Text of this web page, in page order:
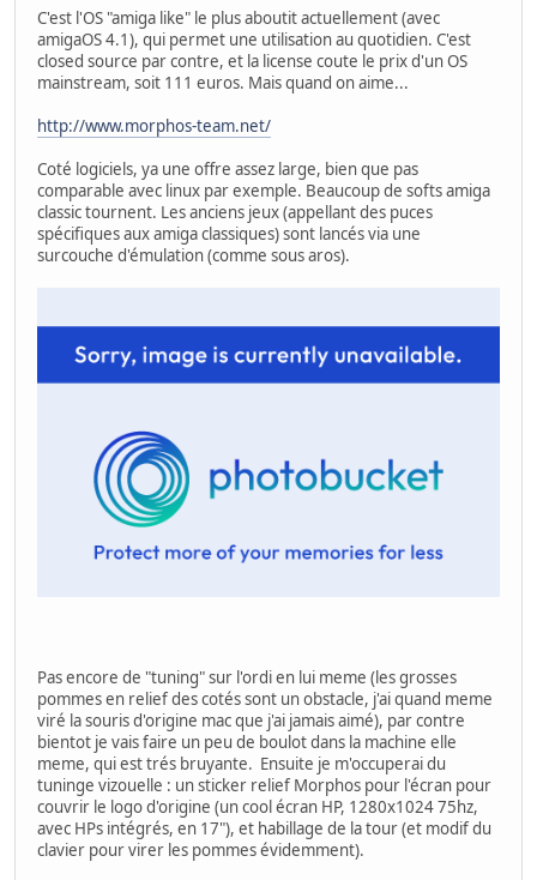
C'est l'OS "amiga like" le plus aboutit actuellement (avec
amigaOS 4.1), qui permet une utilisation au quotidien. C'est
closed source par contre, et la license coute le prix d'un OS
mainstream, soit 111 euros. Mais quand on aime...
http://www.morphos-team.net/
Coté logiciels, ya une offre assez large, bien que pas
comparable avec linux par exemple. Beaucoup de softs amiga
classic tournent. Les anciens jeux (appellant des puces
spécifiques aux amiga classiques) sont lancés via une
surcouche d'émulation (comme sous aros).
Pas encore de "tuning" sur l'ordi en lui meme (les grosses
pommes en relief des cotés sont un obstacle, j'ai quand meme
viré la souris d'origine mac que j'ai jamais aimé), par contre
bientot je vais faire un peu de boulot dans la machine elle
meme, qui est trés bruyante. Ensuite je m'occuperai du
tuninge vizouelle : un sticker relief Morphos pour l'écran pour
couvrir le logo d'origine (un cool écran HP, 1280x1024 75hz,
avec HPs intégrés, en 17"), et habillage de la tour (et modif du
clavier pour virer les pommes évidemment).